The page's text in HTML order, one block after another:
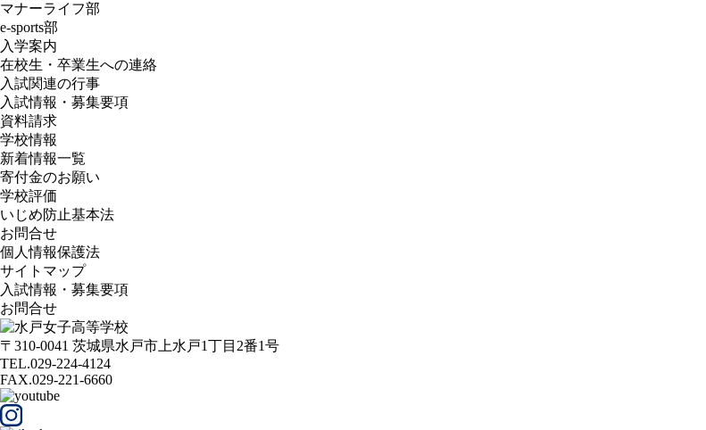
マナーライフ部
e-sports部
入学案内
在校生・卒業生への連絡
入試関連の行事
入試情報・募集要項
資料請求
学校情報
新着情報一覧
寄付金のお願い
学校評価
いじめ防止基本法
お問合せ
個人情報保護法
サイトマップ
入試情報・募集要項
お問合せ
〒310-0041 茨城県水戸市上水戸1丁目2番1号
TEL.029-224-4124
FAX.029-221-6660